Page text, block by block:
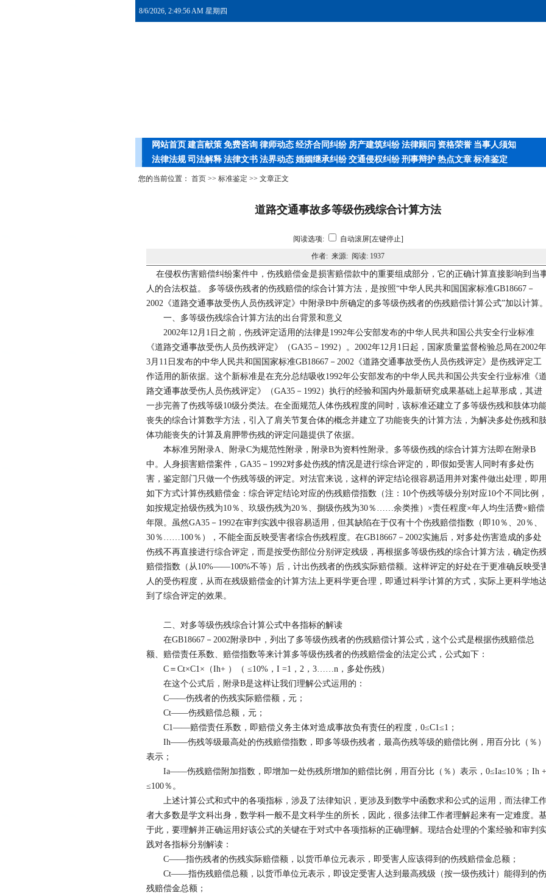
8/6/2026, 2:49:57 AM 星期四
网站首页 建言献策 免费咨询 律师动态 经济合同纠纷 房产建筑纠纷 法律顾问 资格荣誉 当事人须知
法律法规 司法解释 法律文书 法界动态 婚姻继承纠纷 交通侵权纠纷 刑事辩护 热点文章 标准鉴定
您的当前位置： 首页 >> 标准鉴定 >> 文章正文
道路交通事故多等级伤残综合计算方法
阅读选项:
自动滚屏[左键停止]
作者: 来源: 阅读: 1937
在侵权伤害赔偿纠纷案件中，伤残赔偿金是损害赔偿款中的重要组成部分，它的正确计算直接影响到当
人的合法权益。 多等级伤残者的伤残赔偿的综合计算方法，是按照“中华人民共和国国家标准GB18667－
2002《道路交通事故受伤人员伤残评定》中附录B中所确定的多等级伤残者的伤残赔偿计算公式”加以计算。
一、多等级伤残综合计算方法的出台背景和意义
2002年12月1日之前，伤残评定适用的法律是1992年公安部发布的中华人民共和国公共安全行业标准
《道路交通事故受伤人员伤残评定》（GA35－1992）。2002年12月1日起，国家质量监督检验总局在2002年
3月11日发布的中华人民共和国国家标准GB18667－2002《道路交通事故受伤人员伤残评定》是伤残评定工
作适用的新依据。这个新标准是在充分总结吸收1992年公安部发布的中华人民共和国公共安全行业标准《道
路交通事故受伤人员伤残评定》（GA35－1992）执行的经验和国内外最新研究成果基础上起草形成，其进
一步完善了伤残等级10级分类法。在全面规范人体伤残程度的同时，该标准还建立了多等级伤残和肢体功
丧失的综合计算数学方法，引入了肩关节复合体的概念并建立了功能丧失的计算方法，为解决多处伤残和肢
体功能丧失的计算及肩胛带伤残的评定问题提供了依据。
本标准另附录A、附录C为规范性附录，附录B为资料性附录。多等级伤残的综合计算方法即在附录B
中。人身损害赔偿案件，GA35－1992对多处伤残的情况是进行综合评定的，即假如受害人同时有多处伤
害，鉴定部门只做一个伤残等级的评定。对法官来说，这样的评定结论很容易适用并对案件做出处理，即用
如下方式计算伤残赔偿金：综合评定结论对应的伤残赔偿指数（注：10个伤残等级分别对应10个不同比例，
如按规定拾级伤残为10％、玖级伤残为20％、捌级伤残为30％……余类推）×责任程度×年人均生活费×赔偿
年限。虽然GA35－1992在审判实践中很容易适用，但其缺陷在于仅有十个伤残赔偿指数（即10％、20％、
30％……100％），不能全面反映受害者综合伤残程度。在GB18667－2002实施后，对多处伤害造成的多处
伤残不再直接进行综合评定，而是按受伤部位分别评定残级，再根据多等级伤残的综合计算方法，确定伤
赔偿指数（从10%——100%不等）后，计出伤残者的伤残实际赔偿额。这样评定的好处在于更准确反映受
人的受伤程度，从而在残级赔偿金的计算方法上更科学更合理，即通过科学计算的方式，实际上更科学地
到了综合评定的效果。
二、对多等级伤残综合计算公式中各指标的解读
在GB18667－2002附录B中，列出了多等级伤残者的伤残赔偿计算公式，这个公式是根据伤残赔偿总
额、赔偿责任系数、赔偿指数等来计算多等级伤残者的伤残赔偿金的法定公式，公式如下：
C＝Ct×C1×（Ih+ ）（ ≤10%，I =1，2，3……n，多处伤残）
在这个公式后，附录B是这样让我们理解公式运用的：
C——伤残者的伤残实际赔偿额，元；
Ct——伤残赔偿总额，元；
C1——赔偿责任系数，即赔偿义务主体对造成事故负有责任的程度，0≤C1≤1；
Ih——伤残等级最高处的伤残赔偿指数，即多等级伤残者，最高伤残等级的赔偿比例，用百分比（％）
表示；
Ia——伤残赔偿附加指数，即增加一处伤残所增加的赔偿比例，用百分比（％）表示，0≤Ia≤10％；Ih +
≤100％。
上述计算公式和式中的各项指标，涉及了法律知识，更涉及到数学中函数求和公式的运用，而法律工
者大多数是学文科出身，数学科一般不是文科学生的所长，因此，很多法律工作者理解起来有一定难度。
于此，要理解并正确运用好该公式的关键在于对式中各项指标的正确理解。现结合处理的个案经验和审判
践对各指标分别解读：
C——指伤残者的伤残实际赔偿额，以货币单位元表示，即受害人应该得到的伤残赔偿金总额；
Ct——指伤残赔偿总额，以货币单位元表示，即设定受害人达到最高残级（按一级伤残计）能得到的伤
残赔偿金总额；